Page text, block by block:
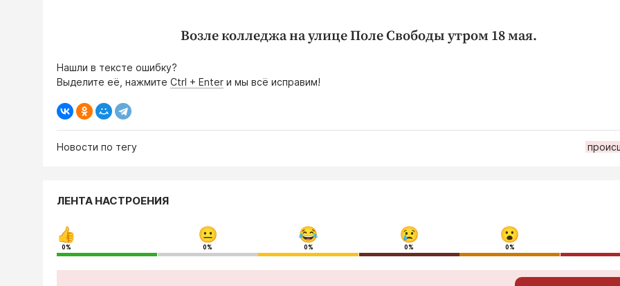
Возле колледжа на улице Поле Свободы утром 18 мая.
Нашли в тексте ошибку?
Выделите её, нажмите Ctrl + Enter и мы всё исправим!
Новости по тегу
ЛЕНТА НАСТРОЕНИЯ
0% 0% 0% 0% 0%